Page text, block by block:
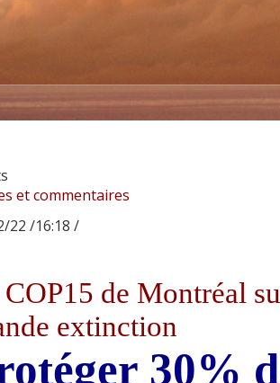
et commentaires
22 /16:18 /
de Montréal
extinction
30%